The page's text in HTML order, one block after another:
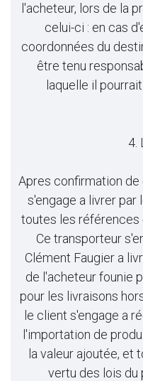
l'acheteur, lors de la
celui-ci : en cas
coordonnées du
être tenu
laquelle il
4.
Apres confirmation de
s'engage a livrer par
toutes les références
Ce transporteur
Clément Faugier a
de l'acheteur founie
pour les livraisons
le client s'engage a
l'importation de
la valeur ajoutée, et
vertu des lois du